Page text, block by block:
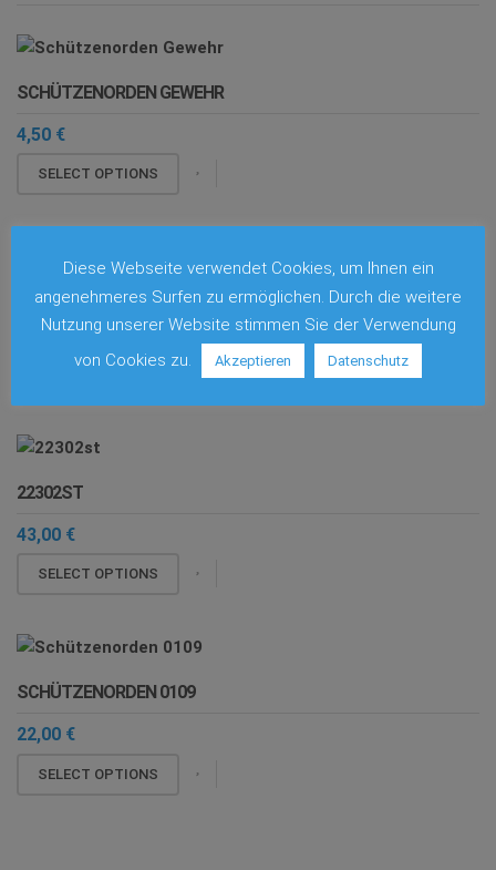
SCHÜTZENORDEN GEWEHR
4,50 €
SELECT OPTIONS
SCHÜTZENORDEN 0105AS
20,50€
22302ST
43,00 €
SELECT OPTIONS
SCHÜTZENORDEN 0109
22,00 €
SELECT OPTIONS
Diese Webseite verwendet Cookies, um Ihnen ein
angenehmeres Surfen zu ermöglichen. Durch die weitere
Nutzung unserer Website stimmen Sie der Verwendung
von Cookies zu.
Akzeptieren Datenschutz